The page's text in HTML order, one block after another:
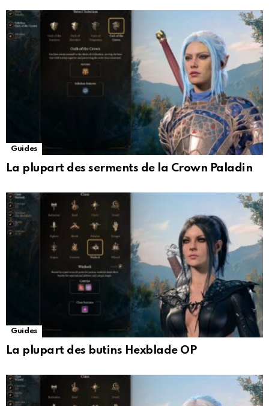
Guides
La plupart des serments de la Crown Paladin
Guides
La plupart des butins Hexblade OP